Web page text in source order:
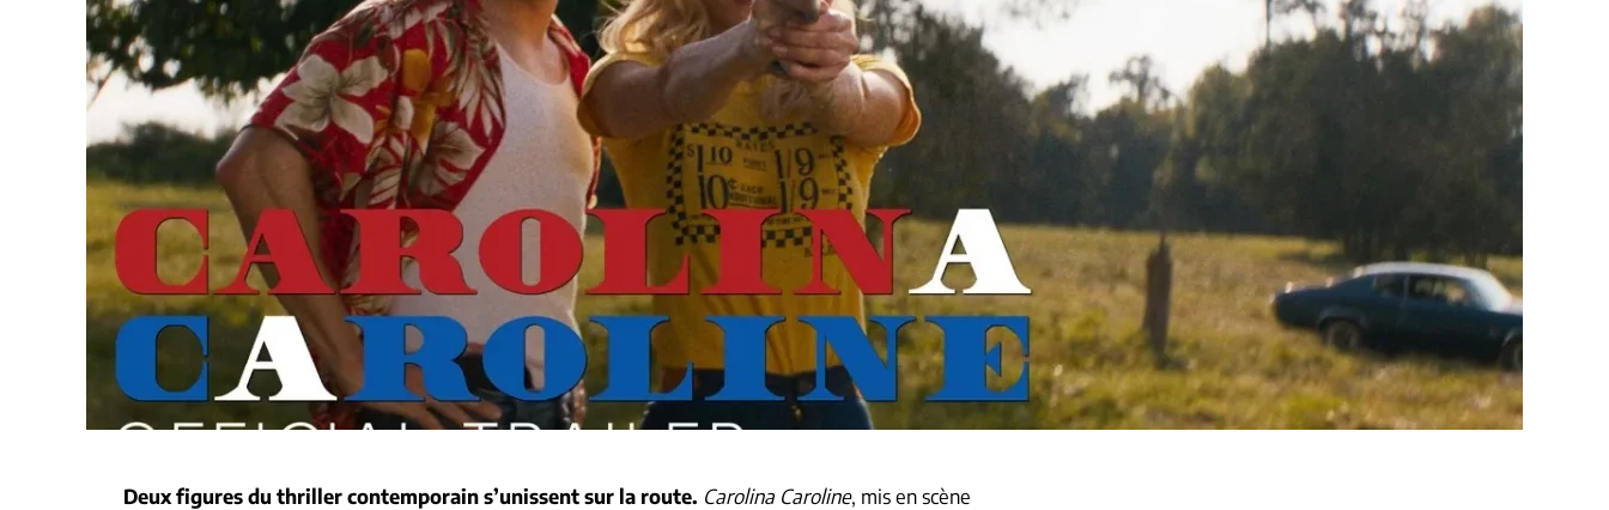
Deux figures du thriller contemporain s’unissent sur la route. Carolina Caroline, mis en scène